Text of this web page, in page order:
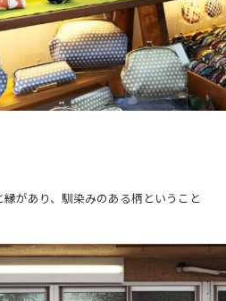
があり、馴染みのある柄ということ